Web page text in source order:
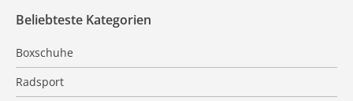
Beliebteste Kategorien
Boxschuhe
Radsport